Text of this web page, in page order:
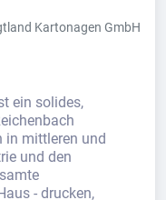
Kartonagen GmbH
ein solides,
in mittleren und
und den
- drucken,